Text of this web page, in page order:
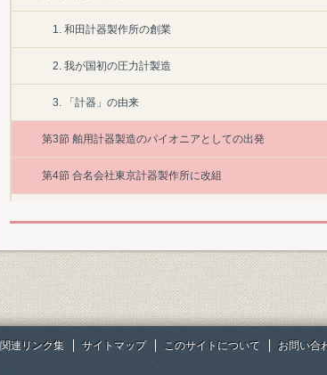
1. 和田計器製作所の創業
2. 我が国初の圧力計製造
3. 「計器」の由来
第3節 舶用計器製造のパイオニアとしての出発
第4節 合名会社東京計器製作所に改組
1. 機械的計器の開発
2. 電気的計器の開発
3. 光学計器の開発
関連リンク集 サイトマップ このサイトについて お問い合